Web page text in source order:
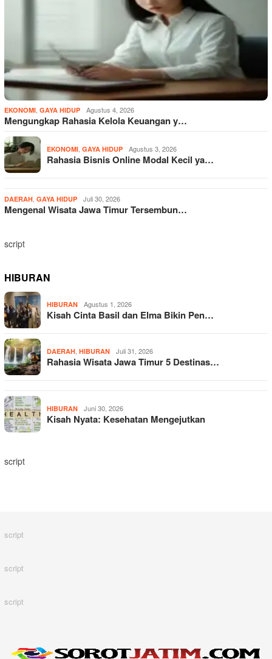
EKONOMI, GAYA HIDUP Agustus 4, 2026
Mengungkap Rahasia Kelola Keuangan y…
EKONOMI, GAYA HIDUP Agustus 3, 2026
Rahasia Bisnis Online Modal Kecil ya…
DAERAH, GAYA HIDUP Juli 30, 2026
Mengenal Wisata Jawa Timur Tersembun…
script
HIBURAN
HIBURAN Agustus 1, 2026
Kisah Cinta Basil dan Elma Bikin Pen…
DAERAH, HIBURAN Juli 31, 2026
Rahasia Wisata Jawa Timur 5 Destinas…
HIBURAN Juni 30, 2026
Kisah Nyata: Kesehatan Mengejutkan
script
script
script
script